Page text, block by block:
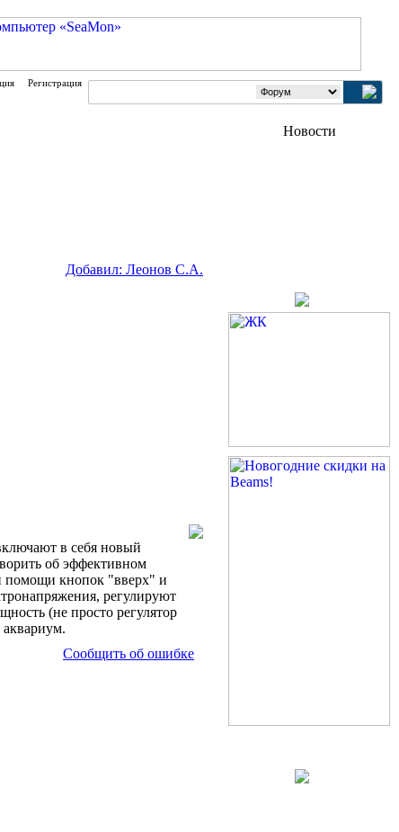
Регистрация
Добавил: Леонов С.А.
в себя новый
об эффективном
помощи кнопок "вверх" и
регулируют
(не просто регулятор
Сообщить об ошибке